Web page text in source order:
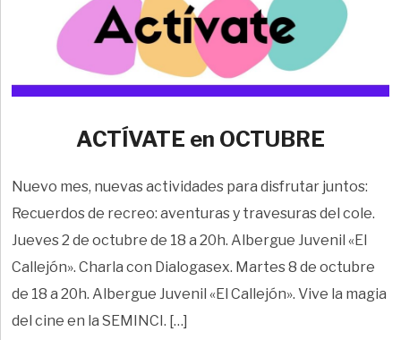
ACTÍVATE en OCTUBRE
Nuevo mes, nuevas actividades para disfrutar juntos:
Recuerdos de recreo: aventuras y travesuras del cole.
Jueves 2 de octubre de 18 a 20h. Albergue Juvenil «El
Callejón». Charla con Dialogasex. Martes 8 de octubre
de 18 a 20h. Albergue Juvenil «El Callejón». Vive la magia
del cine en la SEMINCI. […]